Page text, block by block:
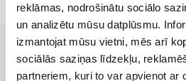
reklāmas, nodrošinātu sociālo
un analizētu mūsu datplūsmu.
izmantojat mūsu vietni, mēs arī
sociālās saziņas līdzekļu,
partneriem, kuri to var apvienot ar
KLĪNIKAS AR LABĀKAJIEM